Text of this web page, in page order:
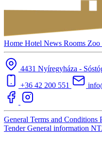
Home Hotel News Rooms Zoo
4431 Nyíregyháza -
+36 42 200 551
General Terms and Conditions
TenderGeneral information